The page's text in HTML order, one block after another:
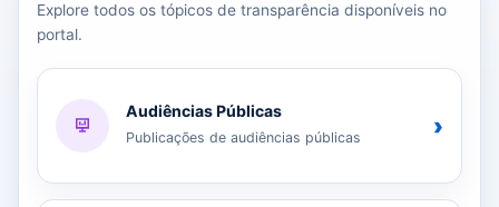
Explore todos os tópicos de transparência disponíveis no
portal.
Audiências Públicas
Publicações de audiências públicas ›